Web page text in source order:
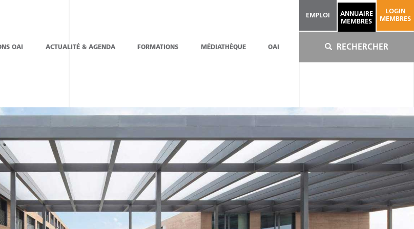
OAI ACTUALITÉ & AGENDA FORMATIONS MÉDIATHÈQUE OAI
EMPLOI
ANNUAIRE
MEMBRES
LOGIN
MEMBRES
RECHERCHER